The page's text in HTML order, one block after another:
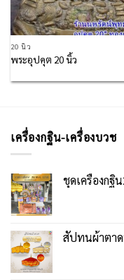
20 นิ้ว
พระอุปคุต 20 นิ้ว
เครื่องกฐิน-เครื่องบวช
ชุดเครื่องกฐิ
สัปทนผ้าตา